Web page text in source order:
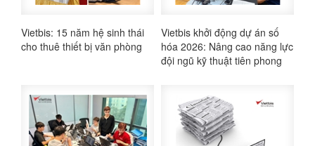
Vietbis: 15 năm hệ sinh thái
cho thuê thiết bị văn phòng
Vietbis khởi động dự án số
hóa 2026: Nâng cao năng lực
đội ngũ kỹ thuật tiên phong